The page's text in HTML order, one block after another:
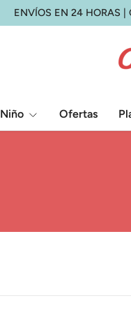
ENVÍOS EN 24 HORAS
Niño Ofertas